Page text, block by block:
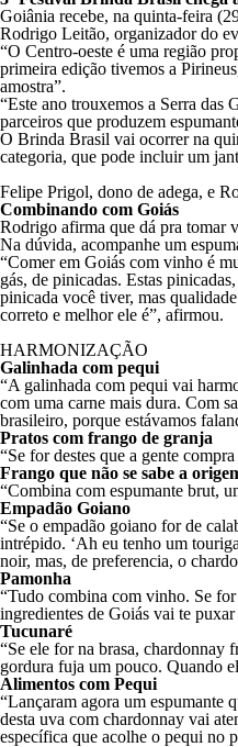
Goiânia recebe, na quinta-feira
Rodrigo Leitão, organizador do
“O Centro-oeste é uma região
primeira edição tivemos a
amostra”.
“Este ano trouxemos a Serra das
parceiros que produzem
O Brinda Brasil vai ocorrer na
categoria, que pode incluir um
Felipe Prigol, dono de adega, e
Combinando com Goiás
Rodrigo afirma que dá pra tomar
Na dúvida, acompanhe um
“Comer em Goiás com vinho é
gás, de pinicadas. Estas
pinicada você tiver, mas
correto e melhor ele é”, afirmou.
HARMONIZAÇÃO
Galinhada com pequi
“A galinhada com pequi vai
com uma carne mais dura. Com
brasileiro, porque estávamos
Pratos com frango de granja
“Se for destes que a gente
Frango que não se sabe a
“Combina com espumante brut,
Empadão Goiano
“Se o empadão goiano for de
intrépido. ‘Ah eu tenho um
noir, mas, de preferencia, o
Pamonha
“Tudo combina com vinho. Se
ingredientes de Goiás vai te
Tucunaré
“Se ele for na brasa, chardonnay
gordura fuja um pouco. Quando
Alimentos com Pequi
“Lançaram agora um espumante
desta uva com chardonnay vai
específica que acolhe o pequi no